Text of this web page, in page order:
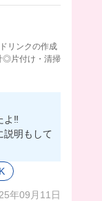
リンクの作成
◎片付け・清掃
よ‼️
説明もして
の子が多
う^_^
けど、みん
年09月11日